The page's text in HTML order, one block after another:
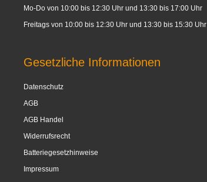
Mo-Do von 10:00 bis 12:30 Uhr und 13:30 bis 17:00 Uhr
Freitags von 10:00 bis 12:30 Uhr und 13:30 bis 15:30 Uhr
Gesetzliche Informationen
Datenschutz
AGB
AGB Handel
Widerrufsrecht
Batteriegesetzhinweise
Impressum